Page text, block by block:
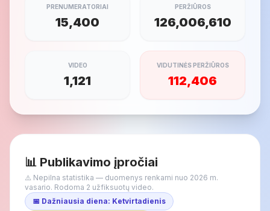
PRENUMERATORIAI
15,400
PERŽIŪROS
126,006,610
VIDEO
1,121
VIDUTINĖS PERŽIŪROS
112,406
📊 Publikavimo įpročiai
⚠️ Nepilna statistika — duomenys renkami nuo 2026 m.
vasario. Rodoma 2 užfiksuotų video.
📅 Dažniausia diena: Ketvirtadienis